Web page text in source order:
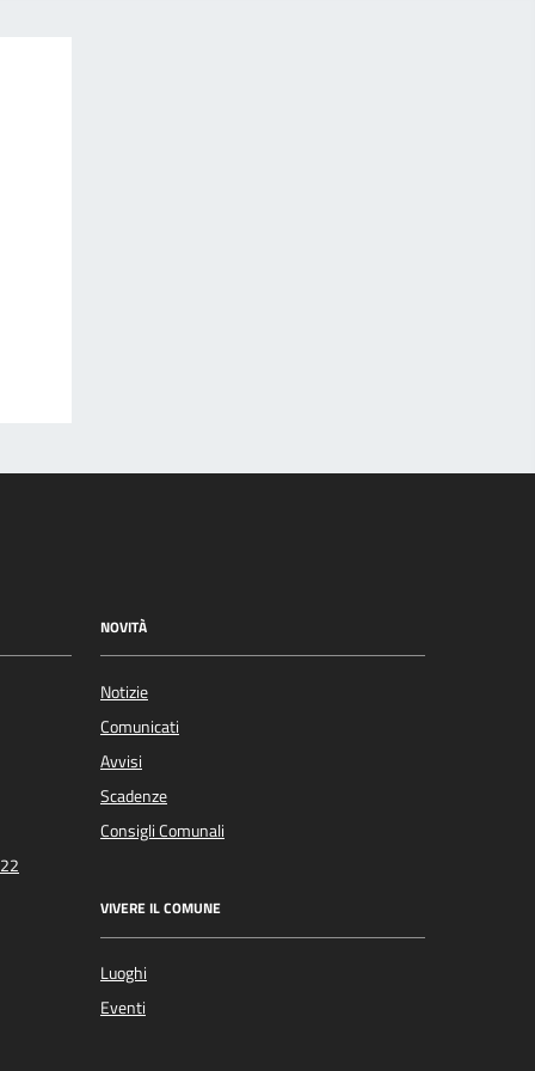
NOVITÀ
Notizie
Comunicati
Avvisi
Scadenze
Consigli Comunali
VIVERE IL COMUNE
Luoghi
Eventi